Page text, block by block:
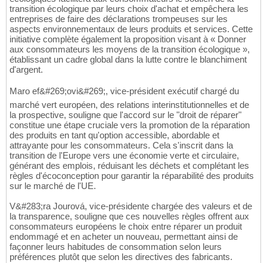
transition écologique par leurs choix d'achat et empêchera les
entreprises de faire des déclarations trompeuses sur les
aspects environnementaux de leurs produits et services. Cette
initiative complète également la proposition visant à « Donner
aux consommateurs les moyens de la transition écologique »,
établissant un cadre global dans la lutte contre le blanchiment
d'argent.
Maro ef&#269;ovi&#269;, vice-président exécutif chargé du
marché vert européen, des relations interinstitutionnelles et de
la prospective, souligne que l'accord sur le "droit de réparer"
constitue une étape cruciale vers la promotion de la réparation
des produits en tant qu'option accessible, abordable et
attrayante pour les consommateurs. Cela s'inscrit dans la
transition de l'Europe vers une économie verte et circulaire,
générant des emplois, réduisant les déchets et complétant les
règles d'écoconception pour garantir la réparabilité des produits
sur le marché de l'UE.
V&#283;ra Jourová, vice-présidente chargée des valeurs et de
la transparence, souligne que ces nouvelles règles offrent aux
consommateurs européens le choix entre réparer un produit
endommagé et en acheter un nouveau, permettant ainsi de
façonner leurs habitudes de consommation selon leurs
préférences plutôt que selon les directives des fabricants.